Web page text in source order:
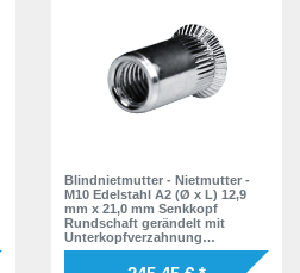
Blindnietmutter - Nietmutter -
M10 Edelstahl A2 (Ø x L) 12,9
mm x 21,0 mm Senkkopf
Rundschaft gerändelt mit
Unterkopfverzahnung
Schaftende offen Einziehmutter
Einnietmuttern - GO-NUT